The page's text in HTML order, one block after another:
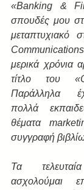
«Banking &
σπουδές μου
μεταπτυχιακό
μερικά χρόνια
τίτλο του
Παράλληλα
πολλά
θέματα
συγγραφή
Τα
ασχολούμαι